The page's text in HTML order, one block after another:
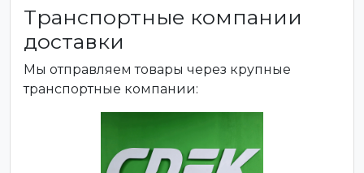
Транспортные компании
доставки
Мы отправляем товары через крупные
транспортные компании: